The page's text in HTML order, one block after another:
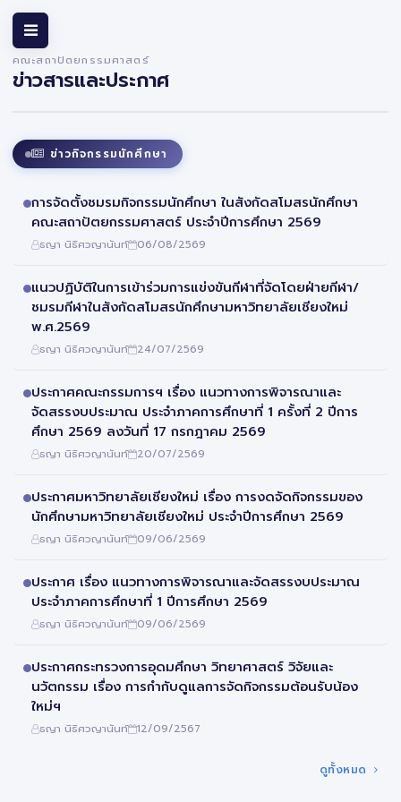
คณะสถาปัตยกรรมศาสตร์
ข่าวสารและประกาศ
ข่าวกิจกรรมนักศึกษา
การจัดตั้งชมรมกิจกรรมนักศึกษา ในสังกัดสโมสรนักศึกษา
คณะสถาปัตยกรรมศาสตร์ ประจำปีการศึกษา 2569
ธญา นิธิศวญานันท์ 06/08/2569
แนวปฏิบัติในการเข้าร่วมการแข่งขันกีฬาที่จัดโดยฝ่ายกีฬา/
ชมรมกีฬาในสังกัดสโมสรนักศึกษามหาวิทยาลัยเชียงใหม่
พ.ศ.2569
ธญา นิธิศวญานันท์ 24/07/2569
ประกาศคณะกรรมการฯ เรื่อง แนวทางการพิจารณาและ
จัดสรรงบประมาณ ประจำภาคการศึกษาที่ 1 ครั้งที่ 2 ปีการ
ศึกษา 2569 ลงวันที่ 17 กรกฎาคม 2569
ธญา นิธิศวญานันท์ 20/07/2569
ประกาศมหาวิทยาลัยเชียงใหม่ เรื่อง การงดจัดกิจกรรมของ
นักศึกษามหาวิทยาลัยเชียงใหม่ ประจำปีการศึกษา 2569
ธญา นิธิศวญานันท์ 09/06/2569
ประกาศ เรื่อง แนวทางการพิจารณาและจัดสรรงบประมาณ
ประจำภาคการศึกษาที่ 1 ปีการศึกษา 2569
ธญา นิธิศวญานันท์ 09/06/2569
ประกาศกระทรวงการอุดมศึกษา วิทยาศาสตร์ วิจัยและ
นวัตกรรม เรื่อง การกำกับดูแลการจัดกิจกรรมต้อนรับน้อง
ใหม่ฯ
ธญา นิธิศวญานันท์ 12/09/2567
ดูทั้งหมด